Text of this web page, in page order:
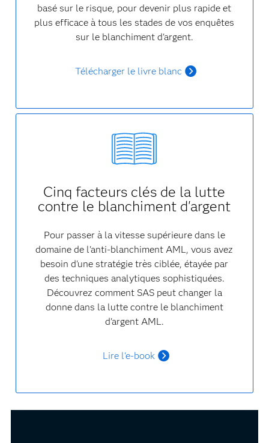
basé sur le risque, pour devenir plus rapide et
plus efficace à tous les stades de vos enquêtes
sur le blanchiment d'argent.
Télécharger le livre blanc
Cinq facteurs clés de la lutte
contre le blanchiment d'argent
Pour passer à la vitesse supérieure dans le
domaine de l'anti-blanchiment AML, vous avez
besoin d'une stratégie très ciblée, étayée par
des techniques analytiques sophistiquées.
Découvrez comment SAS peut changer la
donne dans la lutte contre le blanchiment
d'argent AML.
Lire l'e-book